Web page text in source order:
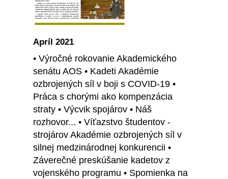
Apríl 2021
• Výročné rokovanie Akademického
senátu AOS • Kadeti Akadémie
ozbrojených síl v boji s COVID-19 •
Práca s chorými ako kompenzácia
straty • Výcvik spojárov • Náš
rozhovor... • Víťazstvo študentov -
strojárov Akadémie ozbrojených síl v
silnej medzinárodnej konkurencii •
Záverečné preskúšanie kadetov z
vojenského programu • Spomienka na